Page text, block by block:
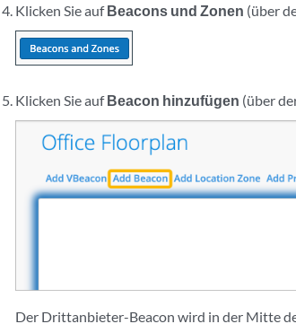
Klicken Sie aufBeacons und Zonen (über
Klicken Sie aufBeacon hinzufügen (über
Der Drittanbieter-Beacon wird in der Mitte